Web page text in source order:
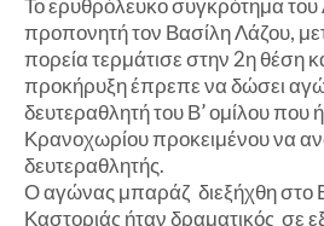
Το ερυθρόλευκο συγκρότημα
προπονητή τον Βασίλη Λάζου,
πορεία τερμάτισε στην 2η θέση
προκήρυξη έπρεπε να δώσει
δευτεραθλητή του Β’ ομίλου που
Κρανοχωρίου προκειμένου να
δευτεραθλητής.
Ο αγώνας μπαράζ διεξήχθη στο
Καστοριάς ήταν δραματικός σε